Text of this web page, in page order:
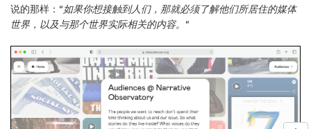
说的那样：“如果你想接触到人们，那就必须了解他们所居住的媒体
世界，以及与那个世界实际相关的内容。 ”